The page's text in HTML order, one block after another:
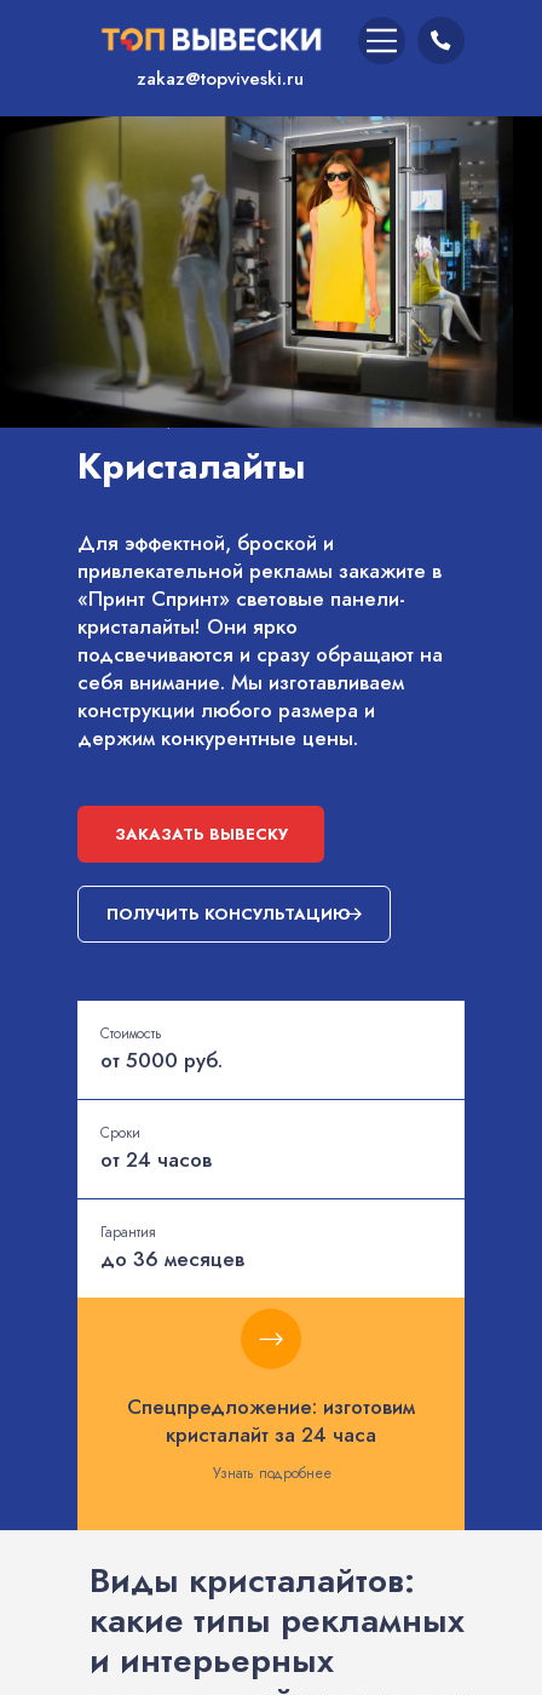
zakaz@topviveski.ru
Услуги/
Кристалайты
Для эффектной, броской и
привлекательной рекламы закажите в
«Принт Спринт» световые панели-
кристалайты! Они ярко
подсвечиваются и сразу обращают на
себя внимание. Мы изготавливаем
конструкции любого размера и
держим конкурентные цены.
ЗАКАЗАТЬ ВЫВЕСКУ
ПОЛУЧИТЬ КОНСУЛЬТАЦИЮ
Узнать подробнее
Спецпредложение: изготовим
кристалайт за 24 часа
от 5000 руб.
Стоимость
от 24 часов
Сроки
Гарантия
до 36 месяцев
Виды кристалайтов:
какие типы рекламных
и интерьерных